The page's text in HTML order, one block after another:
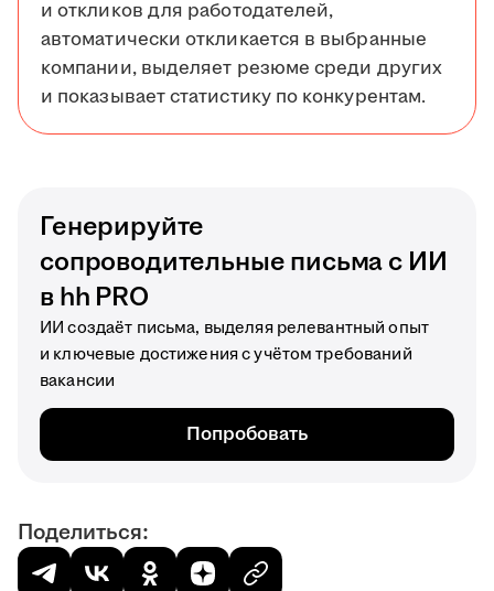
и откликов для работодателей,
автоматически откликается в выбранные
компании, выделяет резюме среди других
и показывает статистику по конкурентам.
Генерируйте
сопроводительные письма с ИИ
в hh PRO
ИИ создаёт письма, выделяя релевантный опыт
и ключевые достижения с учётом требований
вакансии
Попробовать
Поделиться: